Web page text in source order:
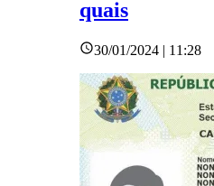
quais
30/01/2024 | 11:28